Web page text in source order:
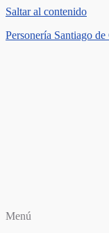
Saltar al contenido
Personería Santiago de
Menú